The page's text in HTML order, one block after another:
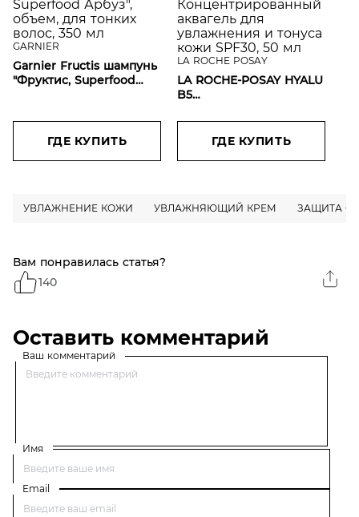
GARNIER
Garnier Fructis шампунь
"Фруктис, Superfood
ГДЕ КУПИТЬ
LA ROCHE POSAY
LA ROCHE-POSAY HYALU
B5
аквагель для
увлажнения и тонуса
кожи SPF30, 50 мл
ГДЕ КУПИТЬ
УВЛАЖНЕНИЕ КОЖИ УВЛАЖНЯЮЩИЙ КРЕМ ЗАЩИТА
Вам понравилась статья?
140
Оставить комментарий
Ваш комментарий
Имя
Email